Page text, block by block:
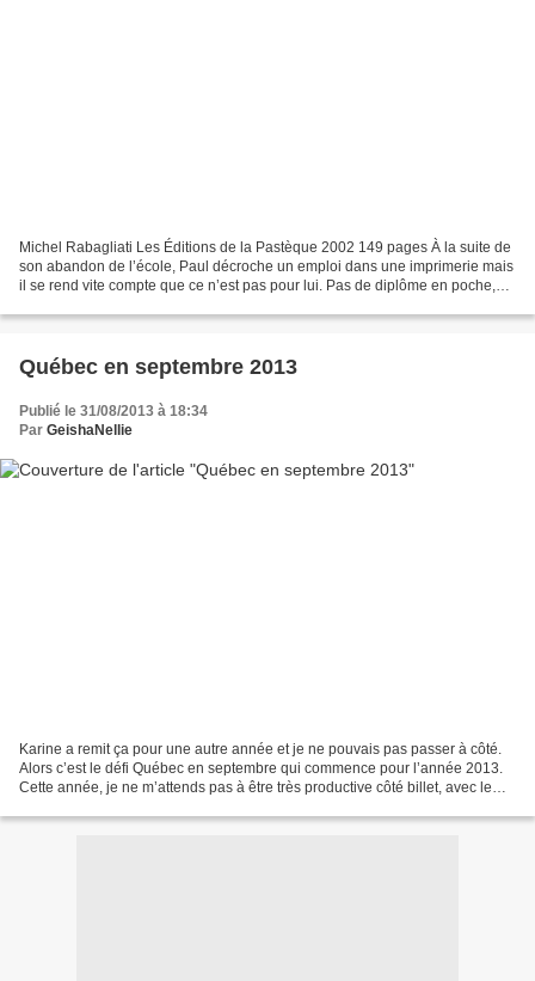
Michel Rabagliati Les Éditions de la Pastèque 2002 149 pages À la suite de
son abandon de l’école, Paul décroche un emploi dans une imprimerie mais
il se rend vite compte que ce n’est pas pour lui. Pas de diplôme en poche,
Québec en septembre 2013
Publié le 31/08/2013 à 18:34
Par GeishaNellie
Karine a remit ça pour une autre année et je ne pouvais pas passer à côté.
Alors c’est le défi Québec en septembre qui commence pour l’année 2013.
Cette année, je ne m’attends pas à être très productive côté billet, avec le